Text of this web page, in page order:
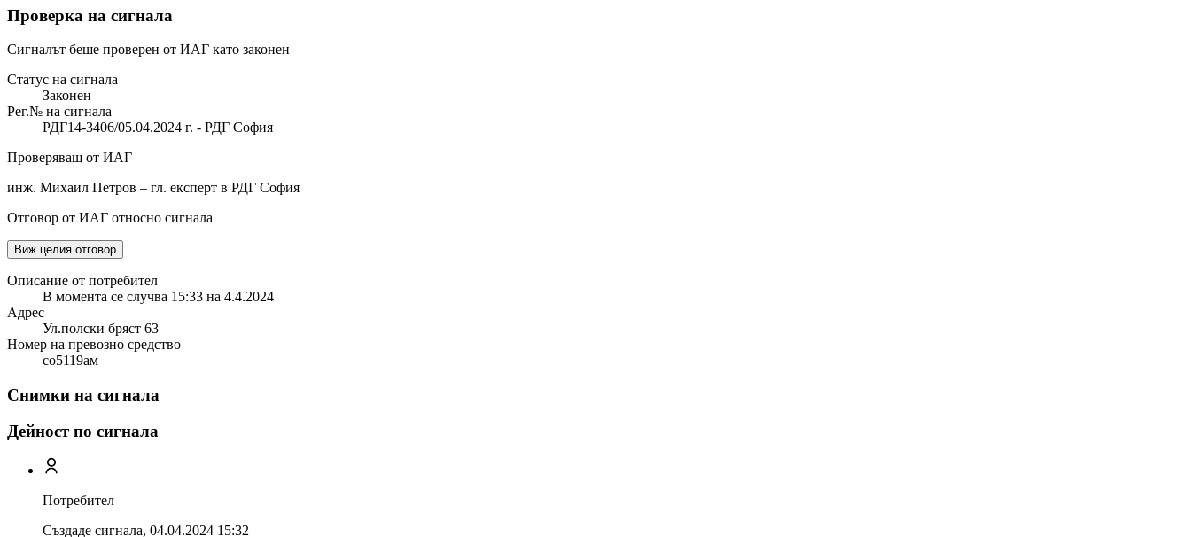
Проверка на сигнала
Сигналът беше проверен от ИАГ като законен
Статус на сигнала
Законен
Рег.№ на сигнала
РДГ14-3406/05.04.2024 г. - РДГ София
Проверяващ от ИАГ
инж. Михаил Петров – гл. експерт в РДГ София
Отговор от ИАГ относно сигнала
Виж целия отговор
Описание от потребител
В момента се случва 15:33 на 4.4.2024
Адрес
Ул.полски бряст 63
Номер на превозно средство
со5119ам
Снимки на сигнала
Дейност по сигнала
Потребител
Създаде сигнала, 04.04.2024 15:32